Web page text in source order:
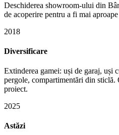
Deschiderea showroom-ului din
de acoperire pentru a fi mai
2018
Diversificare
Extinderea gamei: uși de garaj, uși
pergole, compartimentări din
proiect.
2025
Astăzi